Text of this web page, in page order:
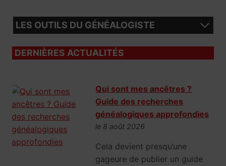
LES OUTILS DU GÉNÉALOGISTE
DERNIÈRES ACTUALITÉS
Qui sont mes ancêtres ?
Guide des recherches
généalogiques approfondies
le 8 août 2026
Cela devient presqu’une
gageure de publier un guide